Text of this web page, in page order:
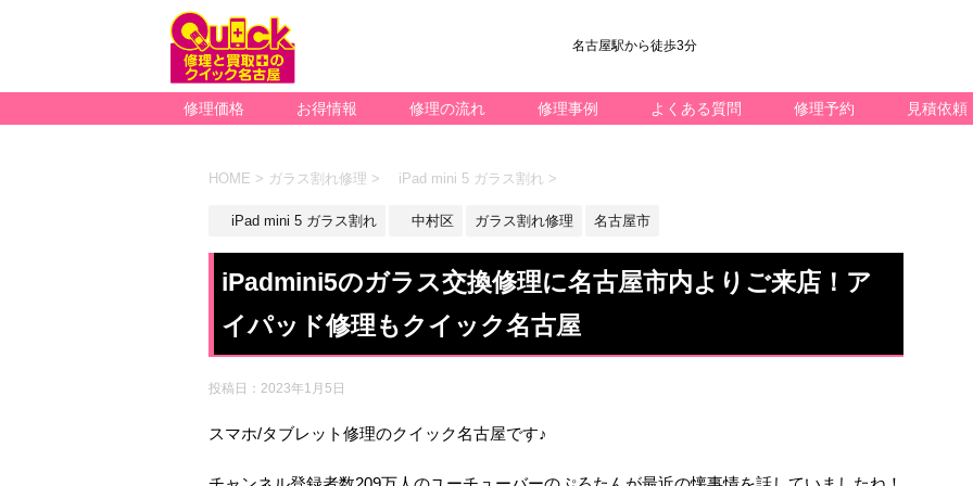
名古屋駅から徒歩3分
修理価格 お得情報 修理の流れ 修理事例 よくある質問 修理予約 見積依頼
HOME > ガラス割れ修理 > iPad mini 5 ガラス割れ >
iPad mini 5 ガラス割れ 中村区 ガラス割れ修理 名古屋市
iPadmini5のガラス交換修理に名古屋市内よりご来店！ア
イパッド修理もクイック名古屋
投稿日： 2023年1月5日
スマホ/タブレット修理のクイック名古屋です♪